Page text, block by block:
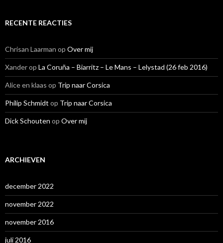
RECENTE REACTIES
Chrisan Laarman op Over mij
Xanderop La Coruña – Biarritz – Le Mans – Lelystad (26 feb 2016)
Alice en klaas op Trip naar Corsica
Philip Schmidt op Trip naar Corsica
Dick Schouten op Over mij
ARCHIEVEN
december 2022
november 2022
november 2016
juli 2016